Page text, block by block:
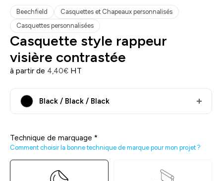
Beechfield
Casquettes et Chapeaux personnalisés
Casquettes personnalisées
Casquette style rappeur
visière contrastée
à partir de 4,40€ HT
Black / Black / Black
Technique de marquage *
Comment choisir la bonne technique de marque pour mon projet ?